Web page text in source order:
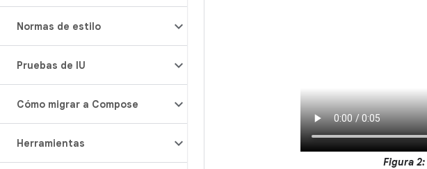
Normas de estilo
Pruebas de IU
Cómo migrar a Compose
Herramientas
Figura 2: